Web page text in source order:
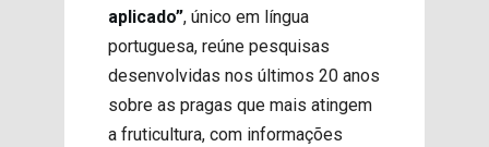
aplicado”, único em língua
portuguesa, reúne pesquisas
desenvolvidas nos últimos 20 anos
sobre as pragas que mais atingem
a fruticultura, com informações